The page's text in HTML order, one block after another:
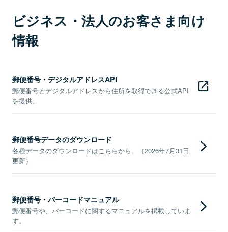
ビジネス・法人のお客さま向け
情報
郵便番号・デジタルアドレスAPI
郵便番号とデジタルアドレスから住所を取得できる公式API
を提供。
郵便番号データのダウンロード
各種データのダウンロードはこちらから。（2026年7月31日
更新）
郵便番号・バーコードマニュアル
郵便番号や、バーコードに関するマニュアルを掲載していま
す。